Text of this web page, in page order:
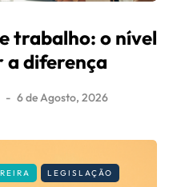
trabalho: o nível
a diferença
6 de Agosto, 2026
LEGISLAÇÃO